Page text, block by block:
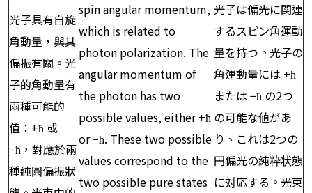
光子具有自旋
角動量，與其
偏振有關。光
子的角動量有
兩種可能的
值：+ħ 或
−ħ，對應於兩
種純圓偏振狀
spin angular momentum,
which is related to
photon polarization. The
angular momentum of
the photon has two
possible values, either +ħ
or −ħ. These two possible
values correspond to the
two possible pure states
光子は偏光に関連
するスピン角運動
量を持つ。光子の
角運動量には +ħ
または −ħ の2つ
の可能な値があ
り、これは2つの
円偏光の純粋状態
に対応する。光束